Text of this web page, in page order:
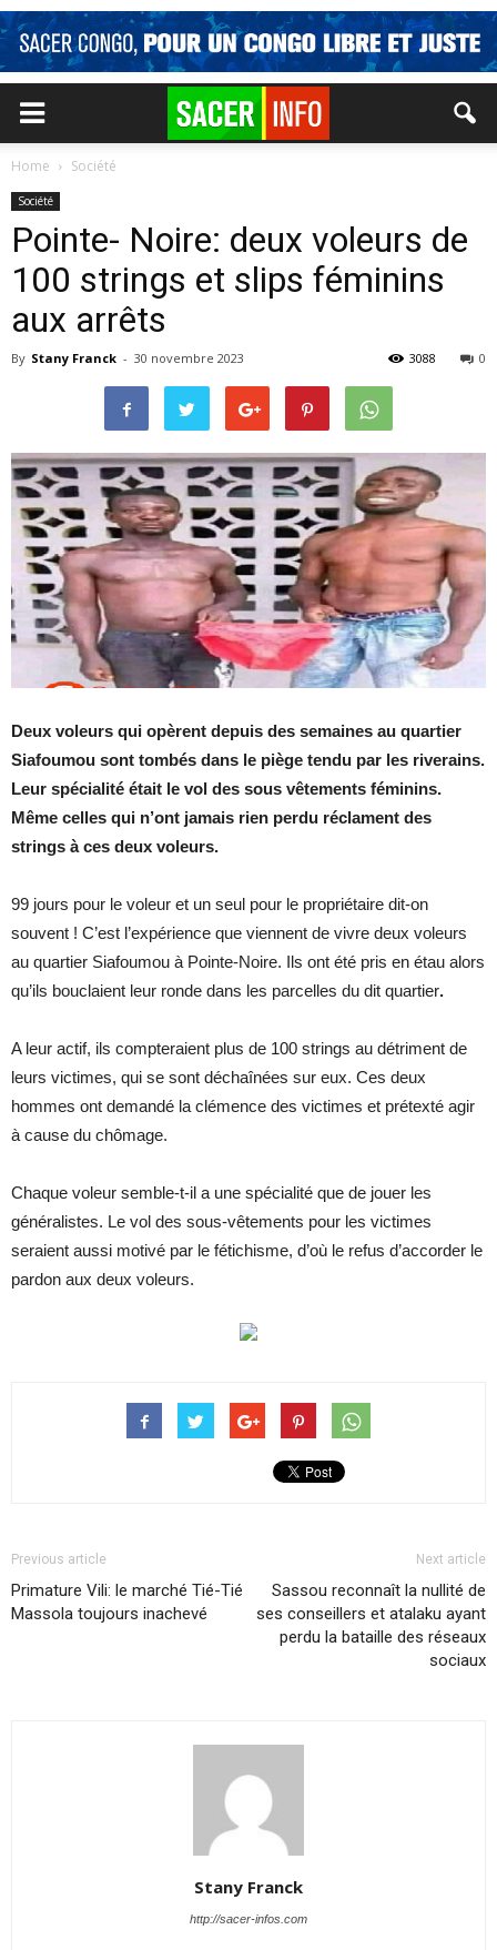
Home Société
Société
Pointe- Noire: deux voleurs de
100 strings et slips féminins
aux arrêts
By Stany Franck - 30 novembre 2023 0
3088
Deux voleurs qui opèrent depuis des semaines au quartier
Siafoumou sont tombés dans le piège tendu par les riverains.
Leur spécialité était le vol des sous vêtements féminins.
Même celles qui n’ont jamais rien perdu réclament des
strings à ces deux voleurs.
99 jours pour le voleur et un seul pour le propriétaire dit-on
souvent ! C’est l’expérience que viennent de vivre deux voleurs
au quartier Siafoumou à Pointe-Noire. Ils ont été pris en étau alors
qu’ils bouclaient leur ronde dans les parcelles du dit quartier.
A leur actif, ils compteraient plus de 100 strings au détriment de
leurs victimes, qui se sont déchaînées sur eux. Ces deux
hommes ont demandé la clémence des victimes et prétexté agir
à cause du chômage.
Chaque voleur semble-t-il a une spécialité que de jouer les
généralistes. Le vol des sous-vêtements pour les victimes
seraient aussi motivé par le fétichisme, d’où le refus d’accorder le
pardon aux deux voleurs.
Previous article
Primature Vili: le marché Tié-Tié
Massola toujours inachevé
Next article
Sassou reconnaît la nullité de
ses conseillers et atalaku ayant
perdu la bataille des réseaux
sociaux
Stany Franck
http://sacer-infos.com